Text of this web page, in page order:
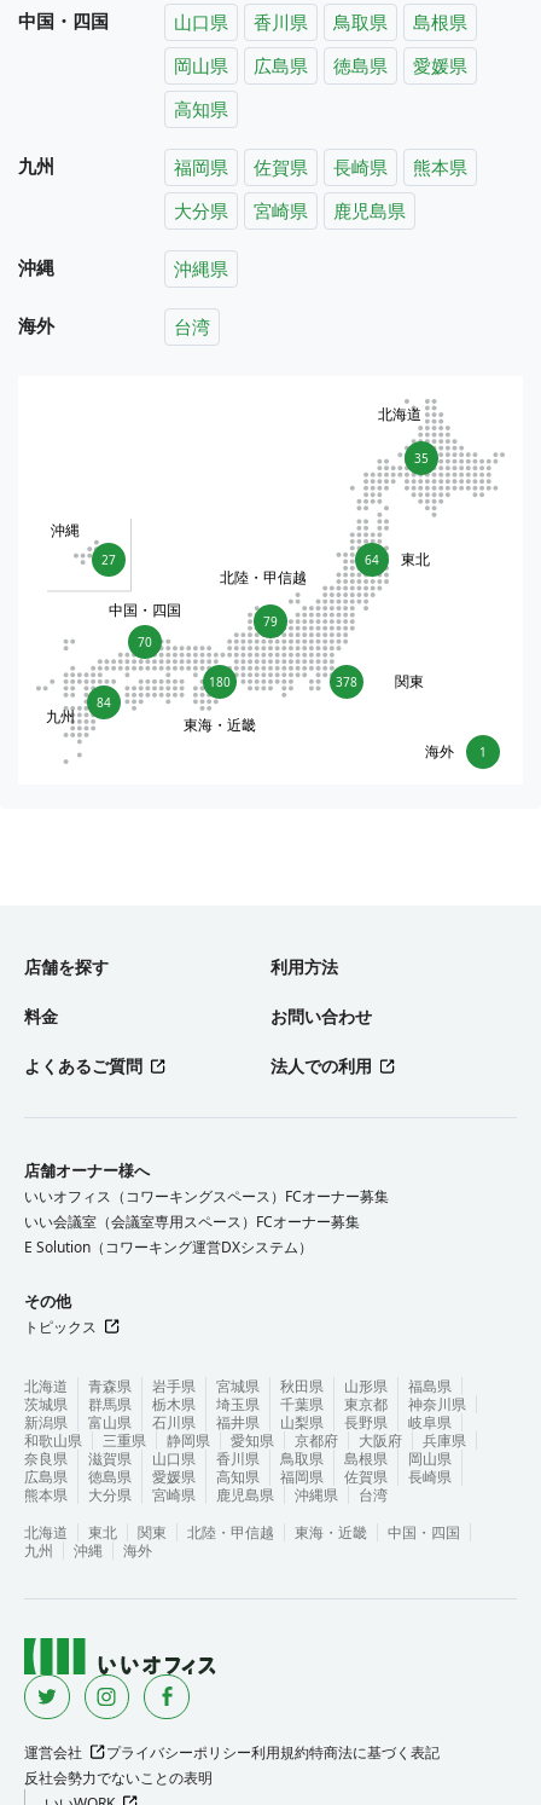
中国・四国 山口県 香川県 鳥取県
島根県
岡山県
広島県 徳島県
愛媛県
高知県
九州 福岡県 佐賀県 長崎県
熊本県
大分県
宮崎県 鹿児島県
沖縄 沖縄県
海外 台湾
35
北海道
64 東北
378 関東
79
北陸・甲信越
180
東海・近畿
70
中国・四国
84
九州
27
沖縄
1
海外
店舗を探す 利用方法
料金 お問い合わせ
よくあるご質問 法人での利用
店舗オーナー様へ
いいオフィス（コワーキングスペース）FCオーナー募集
いい会議室（会議室専用スペース）FCオーナー募集
E Solution（コワーキング運営DXシステム）
その他
トピックス
北海道 青森県 岩手県 宮城県 秋田県 山形県
福島県
茨城県
群馬県 栃木県 埼玉県 千葉県 東京都
神奈川県
新潟県
富山県 石川県 福井県 山梨県 長野県
岐阜県
和歌山県
三重県 静岡県 愛知県 京都府 大阪府
兵庫県
奈良県
滋賀県 山口県 香川県 鳥取県 島根県
岡山県
広島県
徳島県 愛媛県 高知県 福岡県 佐賀県
長崎県
熊本県
大分県 宮崎県 鹿児島県 沖縄県
台湾
北海道
東北 関東 北陸・甲信越 東海・近畿
中国・四国
九州
沖縄 海外
運営会社 プライバシーポリシー利用規約特商法に基づく表記
反社会勢力でないことの表明